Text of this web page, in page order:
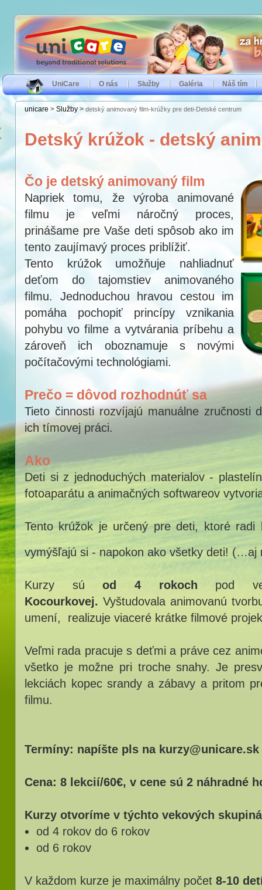
UniCare O nás Služby Galéria Náš tím
unicare > Služby > detský animovaný film-krúžky pre deti-Detské centrum
Detský krúžok - detský
Čo je detský animovaný film
Napriek tomu, že výroba animované
filmu je veľmi náročný proces,
prinášame pre Vaše deti spôsob ako im
tento zaujímavý proces priblížiť.
Tento krúžok umožňuje nahliadnuť
deťom do tajomstiev animovaného
filmu. Jednoduchou hravou cestou im
pomáha pochopiť princípy vznikania
pohybu vo filme a vytvárania príbehu a
zároveň ich oboznamuje s novými
počítačovými technológiami.
Prečo = dôvod rozhodnúť sa
Tieto činnosti rozvíjajú manuálne zručnosti
ich tímovej práci.
Ako
Deti si z jednoduchých materialov -
fotoaparátu a animačných softwareov
Tento krúžok je určený pre deti, ktoré radi
vymýšľajú si - napokon ako všetky deti!
Kurzy súod 4 rokoch pod
Kocourkovej. Vyštudovala animovanú
umení, realizuje viaceré krátke filmové
Veľmi rada pracuje s deťmi a práve cez
všetko je možne pri troche snahy. Je
lekciách kopec srandy a zábavy a pritom
filmu.
Termíny: napíšte pls na kurzy@unicare.sk
Cena: 8 lekcií/60€, v cene sú 2 náhradné
Kurzy otvoríme v týchto vekových
od 4 rokov do 6 rokov
od 6 rokov
V každom kurze je maximálny počet 8-10